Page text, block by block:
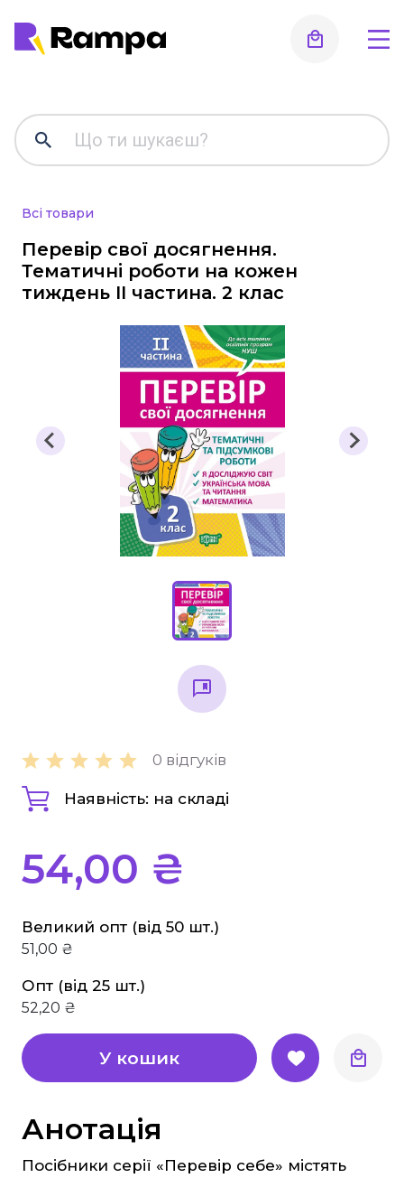
Всі товари
Перевір свої досягнення.
Тематичні роботи на кожен
тиждень ІI частина. 2 клас
0 відгуків
Наявність: на складі
54,00 ₴
Великий опт (від 50 шт.)
51,00 ₴
Опт (від 25 шт.)
52,20 ₴
У кошик
Анотація
Посібники серії «Перевір себе» містять
розвиток, підготовка до
школи
Робочі зошити
Стенди, оформлення інтер'єру,
роздаткові матеріали, таблиці
Інше
Методична література, все для
вихователя
Початкова школа
Підручники
Універсальна література для 1-4 класів
Методичні рекомендації, все для
Інклюзивне навчання
Таблиці, наочність
Правознавство
Біологія Природознавство Екологія
Фізика
Німецька мова
Музика
Трудове навчання
Інформатика